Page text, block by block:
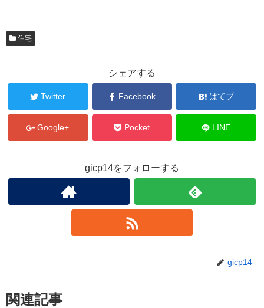
住宅
シェアする
Twitter Facebook はてブ
Google+ Pocket LINE
gicp14をフォローする
gicp14
関連記事